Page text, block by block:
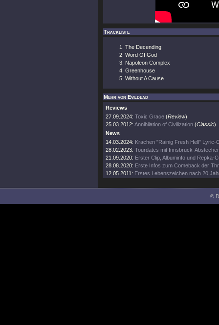
Trackliste
The Decending
Word Of God
Napoleon Complex
Greenhouse
Without A Cause
Mehr von Evildead
Reviews
27.09.2024: Toxic Grace (Review)
25.03.2012: Annihilation of Civilization (Classic)
News
14.03.2024: Krachen "Rainig Fresh Hell" Lyric-
28.02.2023: Tourdates mit Innsbruck-Abstecher
21.09.2020: Erster Clip, Albuminfo und Repka-
28.08.2020: Erste Infos zum Comeback der
12.05.2011: Erstes Lebenszeichen nach 20
©